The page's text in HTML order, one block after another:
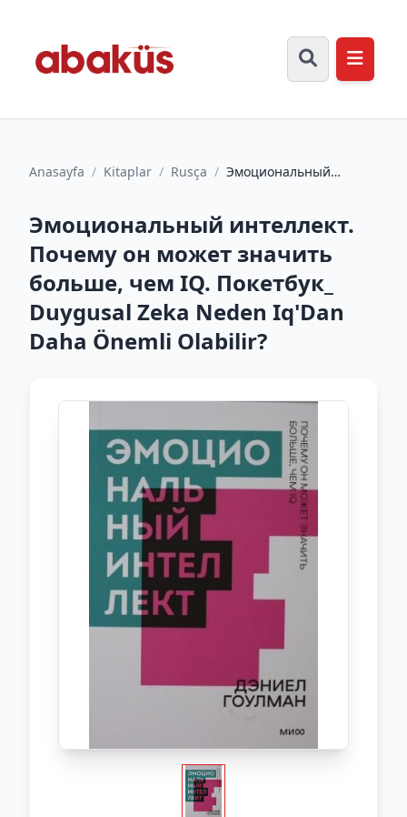
Anasayfa / Kitaplar / Rusça / Эмоциональный
чем IQ....
Эмоциональный интеллект.
Почему он может значить
больше, чем IQ. Покетбук_
Duygusal Zeka Neden Iq'Dan
Daha Önemli Olabilir?